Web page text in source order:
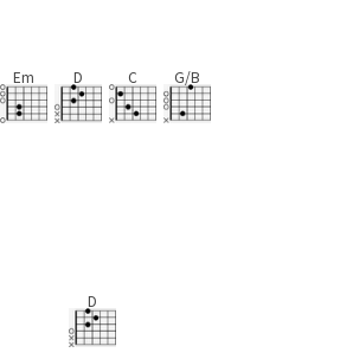
Em D C G/B
D